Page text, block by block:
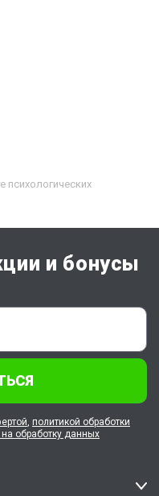
психологических
и бонусы
, политикой обработки
обработку данных